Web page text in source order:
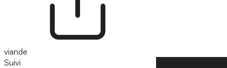
viande
Suivi